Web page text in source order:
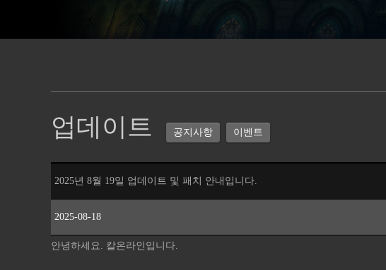
업데이트 공지사항 이벤트
2025년 8월 19일 업데이트 및 패치 안내입니다.
2025-08-18
안녕하세요. 칼온라인입니다.